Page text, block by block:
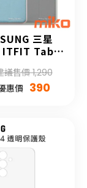
三星
ITFIT Tab
殼
議售價 1,290
惠價 390